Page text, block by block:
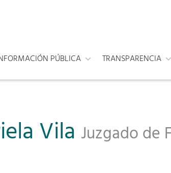
PÚBLICA TRANSPARENCIA
Vila Juzgado de